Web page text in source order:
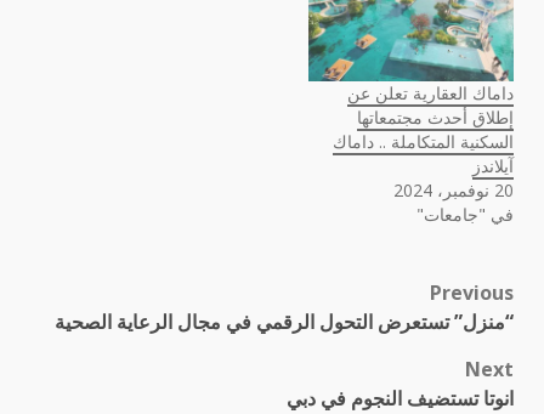
داماك العقارية تعلن عن
إطلاق أحدث مجتمعاتها
السكنية المتكاملة .. داماك
آيلاندز
20 نوفمبر، 2024
في "جامعات"
Post
navigation
Previous
“منزل” تستعرض التحول الرقمي في مجال الرعاية الصحية
Next
انوتا تستضيف النجوم في دبي